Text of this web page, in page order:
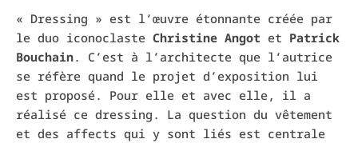
« Dressing » est l’œuvre étonnante créée par
le duo iconoclaste Christine Angot et Patrick
Bouchain. C’est à l’architecte que l’autrice
se réfère quand le projet d’exposition lui
est proposé. Pour elle et avec elle, il a
réalisé ce dressing. La question du vêtement
et des affects qui y sont liés est centrale